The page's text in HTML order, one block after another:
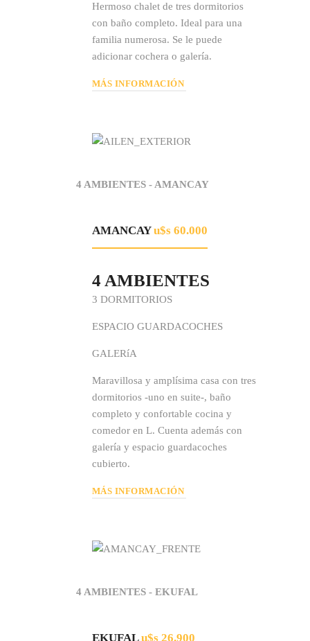
Hermoso chalet de tres dormitorios
con baño completo. Ideal para una
familia numerosa. Se le puede
adicionar cochera o galería.
MÁS INFORMACIÓN
4 AMBIENTES - AMANCAY
AMANCAYu$s 60.000
4 AMBIENTES
3 DORMITORIOS
ESPACIO GUARDACOCHES
GALERíA
Maravillosa y amplísima casa con tres
dormitorios -uno en suite-, baño
completo y confortable cocina y
comedor en L. Cuenta además con
galería y espacio guardacoches
cubierto.
MÁS INFORMACIÓN
4 AMBIENTES - EKUFAL
EKUFALu$s 26.900